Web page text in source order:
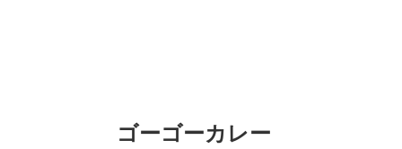
ゴーゴーカレー